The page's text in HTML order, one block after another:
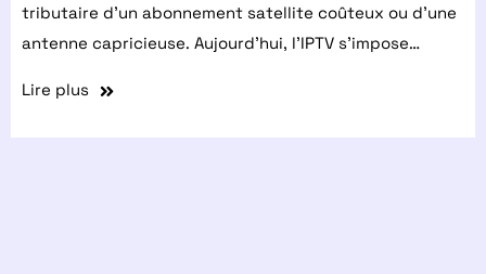
tributaire d’un abonnement satellite coûteux ou d’une
antenne capricieuse. Aujourd’hui, l’IPTV s’impose…
Lire plus